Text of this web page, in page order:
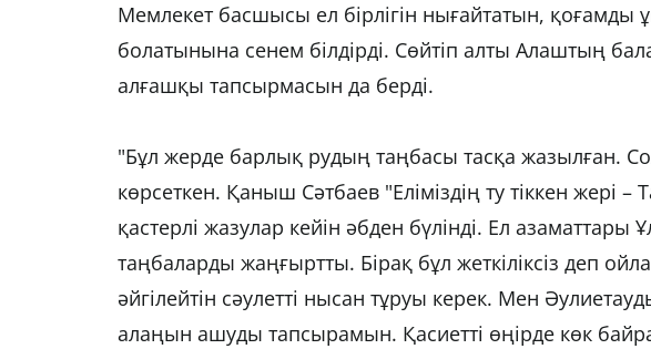
Мемлекет басшысы ел бірлігін нығайтатын,
болатынына сенем білдірді. Сөйтіп алты Алаштың
алғашқы тапсырмасын да берді.
"Бұл жерде барлық рудың таңбасы тасқа жазылған.
көрсеткен. Қаныш Сәтбаев "Еліміздің ту тіккен жері
қастерлі жазулар кейін әбден бүлінді. Ел азаматтары
таңбаларды жаңғыртты. Бірақ бұл жеткіліксіз деп
әйгілейтін сәулетті нысан тұруы керек. Мен
алаңын ашуды тапсырамын. Қасиетті өңірде көк